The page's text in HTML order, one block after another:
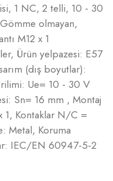
1 NC, 2 telli, 10 - 30
olmayan,
M12 x 1
Ürün yelpazesi: E57
(dış boyutlar):
Ue= 10 - 30 V
Sn= 16 mm , Montaj
1, Kontaklar N/C =
Metal, Koruma
IEC/EN 60947-5-2